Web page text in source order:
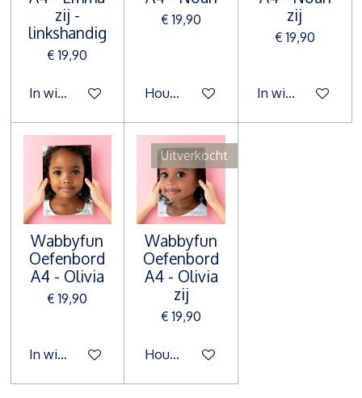
zij -
linkshandig
€ 19,90
In winkelwagen
€ 19,90
Houd mij op de hoogte
zij
€ 19,90
In winkelwagen
Wabbyfun
Oefenbord
A4 - Olivia
€ 19,90
In winkelwagen
Uitverkocht
Wabbyfun
Oefenbord
A4 - Olivia
zij
€ 19,90
Houd mij op de hoogte